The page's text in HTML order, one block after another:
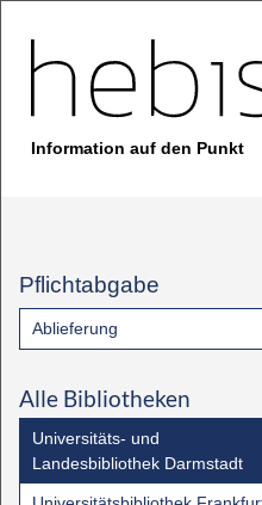
Information auf den Punkt
Pflichtabgabe
Ablieferung
Alle Bibliotheken
Universitäts- und
Landesbibliothek Darmstadt